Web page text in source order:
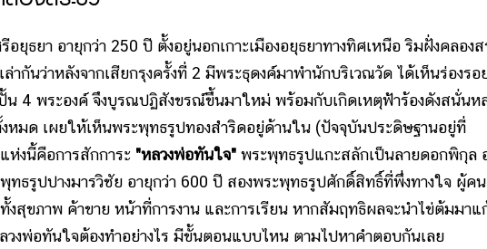
ยา อายุกว่า 250 ปี ตั้งอยู่นอกเกาะเมืองอยุธยาทางทิศเหนือ ริมฝั่งคลองส
ากันว่าหลังจากเสียกรุงครั้งที่ 2 มีพระธุดงค์มาพำนักบริเวณวัด ได้เห็นร่องรอ
น 4 พระองค์ จึงบูรณปฏิสังขรณ์ขึ้นมาใหม่ พร้อมกับเกิดเหตุฟ้าร้องดังสนั่นห
มด เผยให้เห็นพระพุทธรูปทองสำริดอยู่ด้านใน (ปัจจุบันประดิษฐานอยู่ที่
ห่งนี้คือการสักการะ "หลวงพ่อทันใจ" พระพุทธรูปแกะสลักเป็นลายดอกพิกุล
ทธรูปปางมารวิชัย อายุกว่า 600 ปี สองพระพุทธรูปศักดิ์สิทธิ์ที่พึ่งทางใจ ผู้คน
งสุขภาพ ค้าขาย หน้าที่การงาน และการเรียน หากสัมฤทธิผลจะนำไข่ต้มมา
วงพ่อทันใจต้องทำอย่างไร มีขั้นตอนแบบไหน ตามไปหาคำตอบกันเลย